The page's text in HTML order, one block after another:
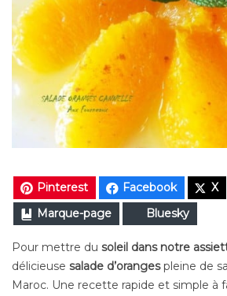
Pinterest Facebook X
Marque-page
Bluesky
Pour mettre du soleil dans notre
délicieuse salade d’orangespleine de
Maroc. Une recette rapide et simple à